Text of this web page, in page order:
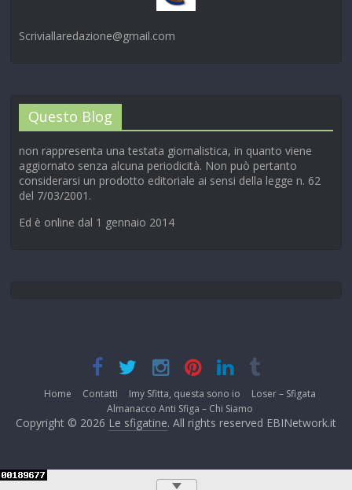
Scriviallaredazione@gmail.com
Questo Blog
non rappresenta una testata giornalistica, in quanto viene
aggiornato senza alcuna periodicità. Non può pertanto
considerarsi un prodotto editoriale ai sensi della legge n. 62
del 7/03/2001.
Ed è online dal 1 gennaio 2014
Home Contatti Imy Sfitta, questa sono io
Loser – Sfigata
Almanacco Anti Sfiga – Chi Siamo
Copyright © 2026 Le sfigatine. All rights reserved EBINetwork.it